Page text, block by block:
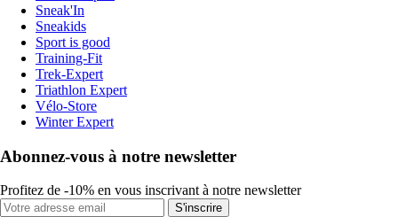
Sneak'In
Sneakids
Sport is good
Training-Fit
Trek-Expert
Triathlon Expert
Vélo-Store
Winter Expert
Abonnez-vous à notre newsletter
Profitez de -10% en vous inscrivant à notre newsletter
S'inscrire